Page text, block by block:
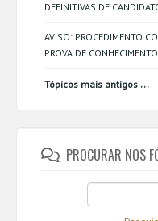
DEFINITIVAS DE
AVISO: PROCEDIMENTO
PROVA DE
Tópicos mais antigos ...
PROCURAR NOS